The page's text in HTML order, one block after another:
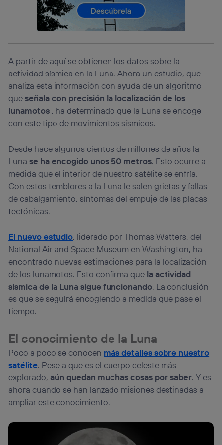
A partir de aquí se obtienen los datos sobre la
actividad sísmica en la Luna. Ahora un estudio, que
analiza esta información con ayuda de un algoritmo
queseñala con precisión la localización de los
lunamotos , ha determinado que la Luna se encoge
con este tipo de movimientos sísmicos.
Desde hace algunos cientos de millones de años la
Lunase ha encogido unos 50 metros. Esto ocurre a
medida que el interior de nuestro satélite se enfría.
Con estos temblores a la Luna le salen grietas y fallas
de cabalgamiento, síntomas del empuje de las placas
tectónicas.
El nuevo estudio, liderado por Thomas Watters, del
National Air and Space Museum en Washington, ha
encontrado nuevas estimaciones para la localización
de los lunamotos. Esto confirma que la actividad
sísmica de la Luna sigue funcionando. La conclusión
es que se seguirá encogiendo a medida que pase el
tiempo.
El conocimiento de la Luna
Poco a poco se conocen más detalles sobre nuestro
satélite. Pese a que es el cuerpo celeste más
explorado, aún quedan muchas cosas por saber. Y es
ahora cuando se han lanzado misiones destinadas a
ampliar este conocimiento.
identificador. Típicamente:
Si utilizas una
conexión de banda ancha
(p. ej., Wi-Fi),
el marketing o análisis se realizará en función de las
Si utilizasdatos móviles, el marketing será más
personalizado, ya que se basará únicamente en la
navegación del usuario del móvil.
Puedes gestionar los consentimientos Utiq seleccionando
“Administrar Utiq” en la parte inferior de esta página web o
visitando el portal de privacidad de Utiq
(“consenthub”). Para más información, consulta